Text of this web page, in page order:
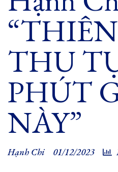
“THIÊN
THU
PHÚT
NÀY”
Hạnh Chi 01/12/2023